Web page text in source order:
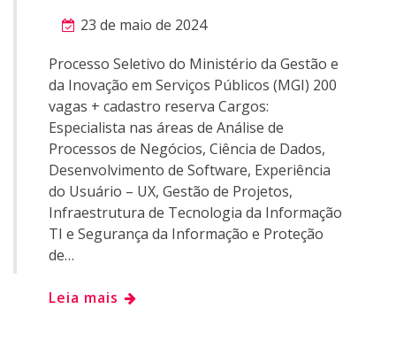
23 de maio de 2024
Processo Seletivo do Ministério da Gestão e
da Inovação em Serviços Públicos (MGI) 200
vagas + cadastro reserva Cargos:
Especialista nas áreas de Análise de
Processos de Negócios, Ciência de Dados,
Desenvolvimento de Software, Experiência
do Usuário – UX, Gestão de Projetos,
Infraestrutura de Tecnologia da Informação
TI e Segurança da Informação e Proteção
de…
Leia mais